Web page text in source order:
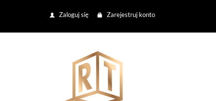
Zaloguj się Zarejestruj konto